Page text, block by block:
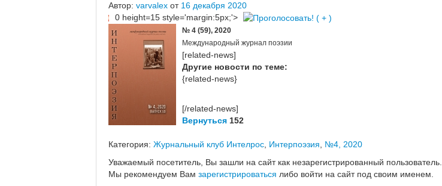
Автор: varvalex от 16 декабря 2020
0 height=15 style='margin:5px;'>
№ 4 (59), 2020
Международный журнал поэзии
[related-news]
Другие новости по теме:
{related-news}
[/related-news]
Вернуться 152
Категория: Журнальный клуб Интелрос, Интерпоэзия, №4, 2020
Уважаемый посетитель, Вы зашли на сайт как незарегистрированный пользователь.
Мы рекомендуем Вам зарегистрироваться либо войти на сайт под своим именем.